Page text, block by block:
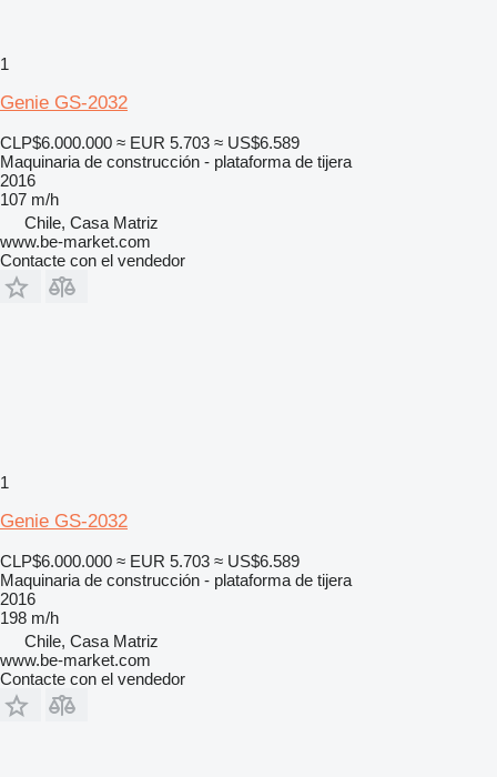
1
Genie GS-2032
CLP$6.000.000 ≈ EUR 5.703 ≈ US$6.589
Maquinaria de construcción - plataforma de tijera
2016
107 m/h
Chile, Casa Matriz
www.be-market.com
Contacte con el vendedor
1
Genie GS-2032
CLP$6.000.000 ≈ EUR 5.703 ≈ US$6.589
Maquinaria de construcción - plataforma de tijera
2016
198 m/h
Chile, Casa Matriz
www.be-market.com
Contacte con el vendedor